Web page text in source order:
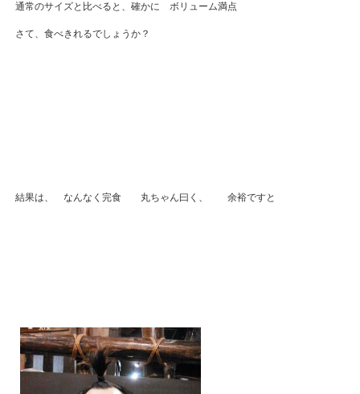
通常のサイズと比べると、確かに ボリューム満点
さて、食べきれるでしょうか？
結果は、 なんなく完食 丸ちゃん曰く、 余裕ですと